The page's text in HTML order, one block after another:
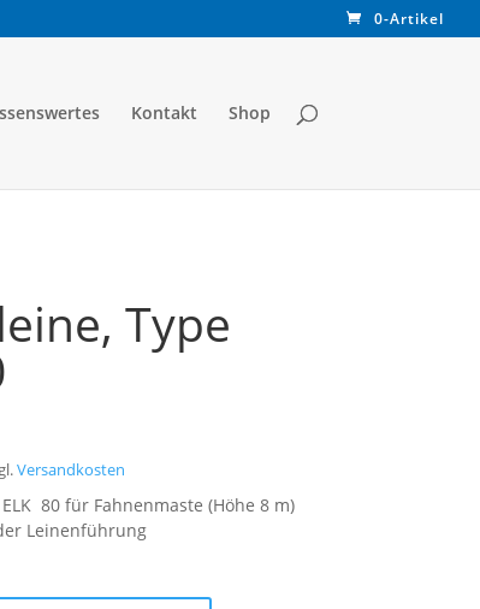
0-Artikel
Kontakt Shop
Type
Versandkosten
80 für Fahnenmaste (Höhe 8 m)
Leinenführung